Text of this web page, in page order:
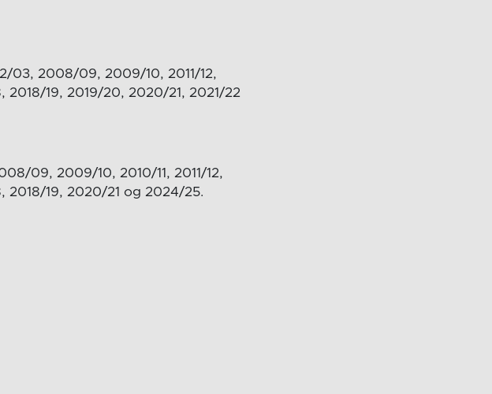
03, 2008/09, 2009/10, 2011/12,
2018/19, 2019/20, 2020/21, 2021/22
09, 2009/10, 2010/11, 2011/12,
2018/19, 2020/21 og 2024/25.